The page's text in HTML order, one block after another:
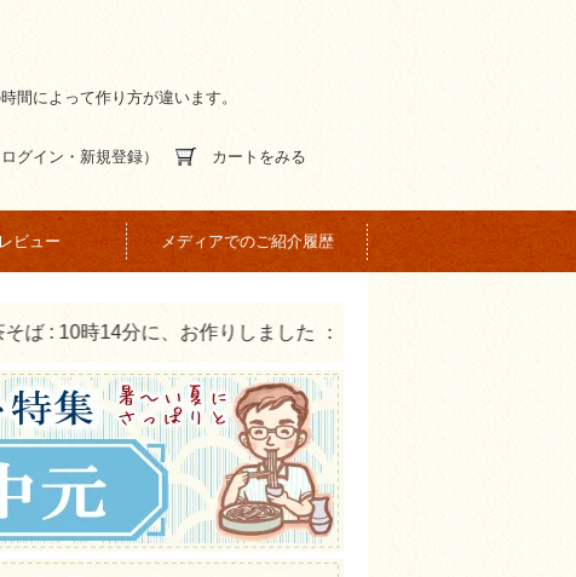
間によって作り方が違います。
グイン・新規登録） カートをみる
ビュー メディアでのご紹介履歴